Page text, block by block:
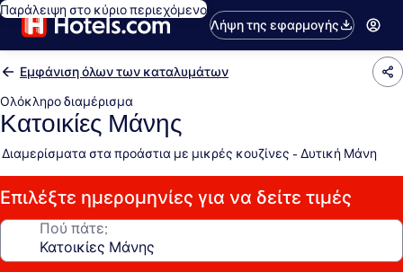
Παράλειψη στο κύριο περιεχόμενο
Λήψη της εφαρμογής
Εμφάνιση όλων των καταλυμάτων
Ολόκληρο διαμέρισμα
Κατοικίες Μάνης
Διαμερίσματα στα προάστια με μικρές κουζίνες - Δυτική Μάνη
Επιλέξτε ημερομηνίες για να δείτε τιμές
Πού πάτε;